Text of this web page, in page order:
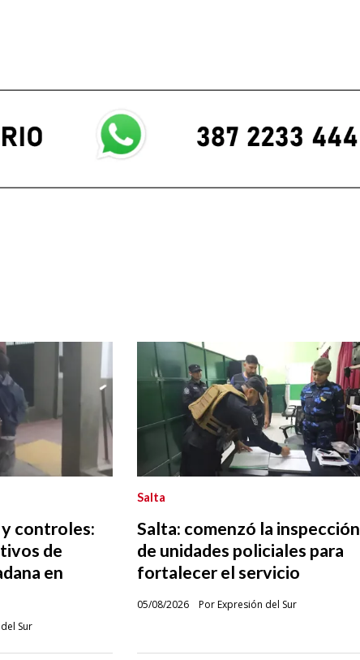
controles:
de
en
Sur
Salta: comenzó la inspección
de unidades policiales para
fortalecer el servicio
Por Expresión del Sur
Salta
05/08/2026